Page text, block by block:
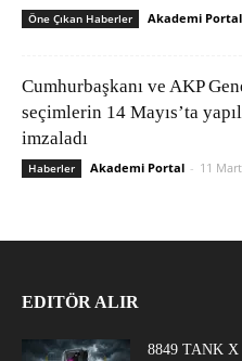
Öne Çıkan Haberler Akademi Portal
Cumhurbaşkanı ve AKP
seçimlerin 14 Mayıs’ta
imzaladı
Haberler Akademi Portal - 11
EDITÖR ALIR
8849 TANK X